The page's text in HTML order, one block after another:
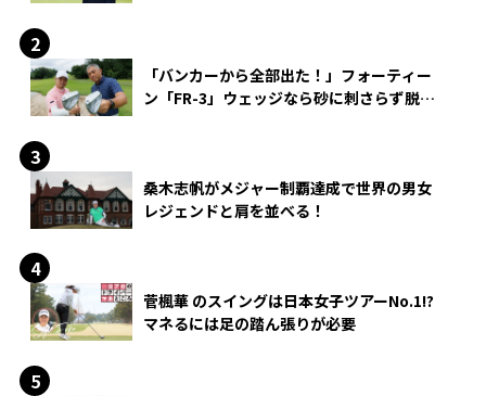
「バンカーから全部出た！」フォーティー
ン「FR-3」ウェッジなら砂に刺さらず脱出
桑木志帆がメジャー制覇達成で世界の男女
レジェンドと肩を並べる！
菅楓華 のスイングは日本女子ツアーNo.1!?
マネるには足の踏ん張りが必要